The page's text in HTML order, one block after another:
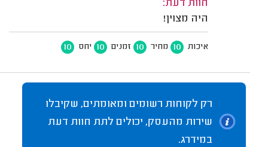
חוות דעת:
היה מצוין!
איכות 10 מחיר 10 זמנים 10 יחס 10
רק לקוחות רשומים ומאומתים, שקיבלו
שירות מהעסק, יכולים לתת חוות דעת
במידרג.